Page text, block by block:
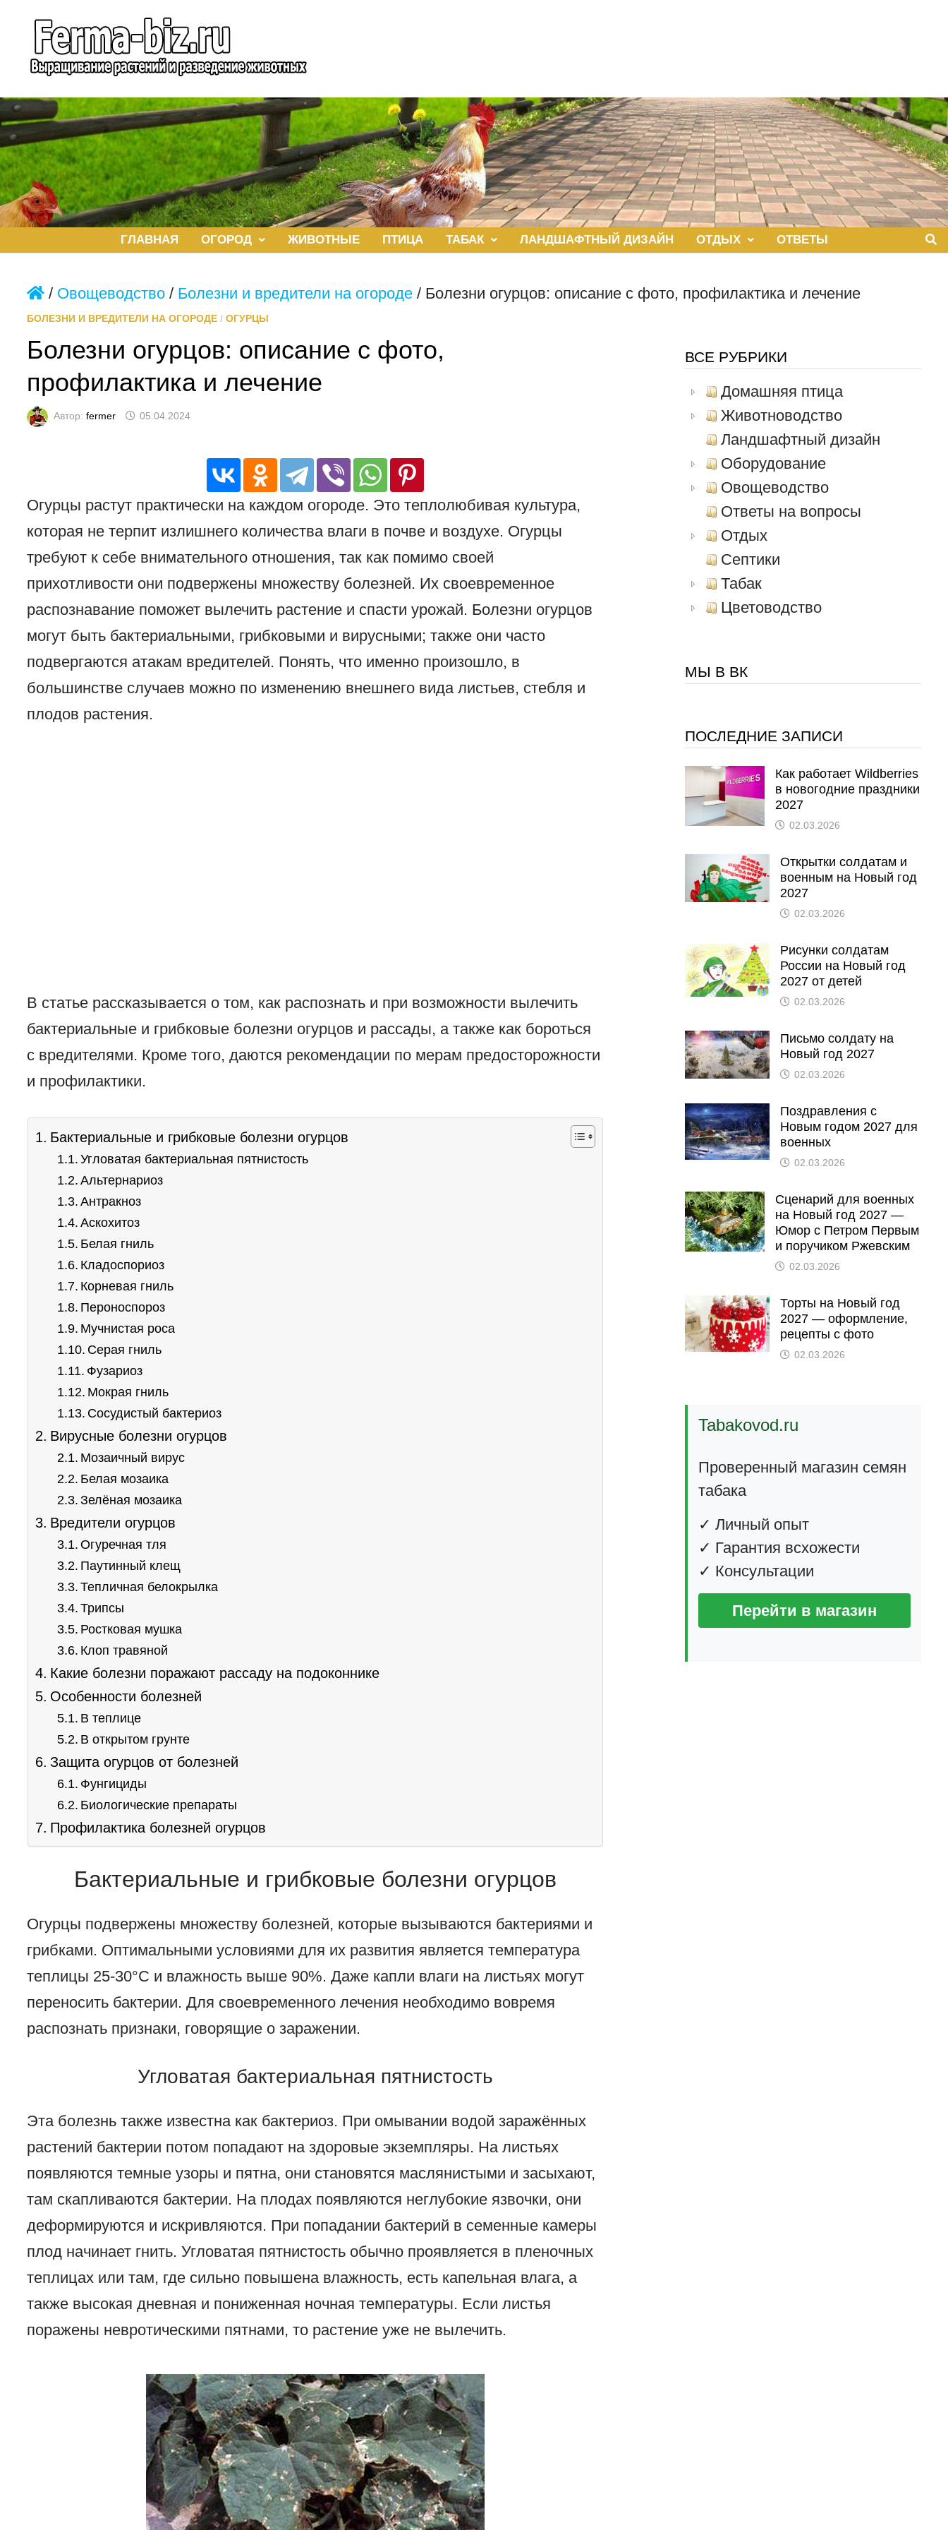
содержимому
ГЛАВНАЯ ОГОРОД ЖИВОТНЫЕ ПТИЦА ТАБАК ЛАНДШАФТНЫЙ ДИЗАЙН ОТДЫХ ОТВЕТЫ
/ Овощеводство / Болезни и вредители на огороде / Болезни огурцов: описание с фото, профилактика и лечение
БОЛЕЗНИ И ВРЕДИТЕЛИ НА ОГОРОДЕ /ОГУРЦЫ
Болезни огурцов: описание с фото,
профилактика и лечение
Автор:fermer 05.04.2024
Огурцы растут практически на каждом огороде. Это теплолюбивая культура,
которая не терпит излишнего количества влаги в почве и воздухе. Огурцы
требуют к себе внимательного отношения, так как помимо своей
прихотливости они подвержены множеству болезней. Их своевременное
распознавание поможет вылечить растение и спасти урожай. Болезни огурцов
могут быть бактериальными, грибковыми и вирусными; также они часто
подвергаются атакам вредителей. Понять, что именно произошло, в
большинстве случаев можно по изменению внешнего вида листьев, стебля и
плодов растения.
В статье рассказывается о том, как распознать и при возможности вылечить
бактериальные и грибковые болезни огурцов и рассады, а также как бороться
с вредителями. Кроме того, даются рекомендации по мерам предосторожности
и профилактики.
Бактериальные и грибковые болезни огурцов
Угловатая бактериальная пятнистость
Альтернариоз
Антракноз
Аскохитоз
Белая гниль
Кладоспориоз
Корневая гниль
Пероноспороз
Мучнистая роса
Серая гниль
Фузариоз
Мокрая гниль
Сосудистый бактериоз
Вирусные болезни огурцов
Мозаичный вирус
Белая мозаика
Зелёная мозаика
Вредители огурцов
Огуречная тля
Паутинный клещ
Тепличная белокрылка
Трипсы
Ростковая мушка
Клоп травяной
Какие болезни поражают рассаду на подоконнике
Особенности болезней
В теплице
В открытом грунте
Защита огурцов от болезней
Фунгициды
Биологические препараты
Профилактика болезней огурцов
Бактериальные и грибковые болезни огурцов
Огурцы подвержены множеству болезней, которые вызываются бактериями и
грибками. Оптимальными условиями для их развития является температура
теплицы 25-30°C и влажность выше 90%. Даже капли влаги на листьях могут
переносить бактерии. Для своевременного лечения необходимо вовремя
распознать признаки, говорящие о заражении.
Угловатая бактериальная пятнистость
Эта болезнь также известна как бактериоз. При омывании водой заражённых
растений бактерии потом попадают на здоровые экземпляры. На листьях
появляются темные узоры и пятна, они становятся маслянистыми и засыхают,
там скапливаются бактерии. На плодах появляются неглубокие язвочки, они
деформируются и искривляются. При попадании бактерий в семенные камеры
плод начинает гнить. Угловатая пятнистость обычно проявляется в пленочных
теплицах или там, где сильно повышена влажность, есть капельная влага, а
также высокая дневная и пониженная ночная температуры. Если листья
поражены невротическими пятнами, то растение уже не вылечить.
ВСЕ РУБРИКИ
Домашняя птица
Животноводство
Ландшафтный дизайн
Оборудование
Овощеводство
Ответы на вопросы
Отдых
Септики
Табак
Цветоводство
МЫ В ВК
ПОСЛЕДНИЕ ЗАПИСИ
Как работает Wildberries
в новогодние праздники
2027
02.03.2026
Открытки солдатам и
военным на Новый год
2027
02.03.2026
Рисунки солдатам
России на Новый год
2027 от детей
02.03.2026
Письмо солдату на
Новый год 2027
02.03.2026
Поздравления с
Новым годом 2027 для
военных
02.03.2026
Сценарий для военных
на Новый год 2027 —
Юмор с Петром Первым
и поручиком Ржевским
02.03.2026
Торты на Новый год
2027 — оформление,
рецепты с фото
02.03.2026
Tabakovod.ru
Проверенный магазин семян
табака
✓ Личный опыт
✓ Гарантия всхожести
✓ Консультации
Перейти в магазин